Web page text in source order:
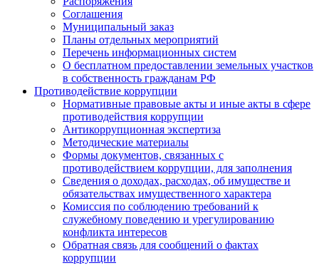
Соглашения
Муниципальный заказ
Планы отдельных мероприятий
Перечень информационных систем
О бесплатном предоставлении земельных участков
в собственность гражданам РФ
Противодействие коррупции
Нормативные правовые акты и иные акты в сфере
противодействия коррупции
Антикоррупционная экспертиза
Методические материалы
Формы документов, связанных с
противодействием коррупции, для заполнения
Сведения о доходах, расходах, об имуществе и
обязательствах имущественного характера
Комиссия по соблюдению требований к
служебному поведению и урегулированию
конфликта интересов
Обратная связь для сообщений о фактах
коррупции